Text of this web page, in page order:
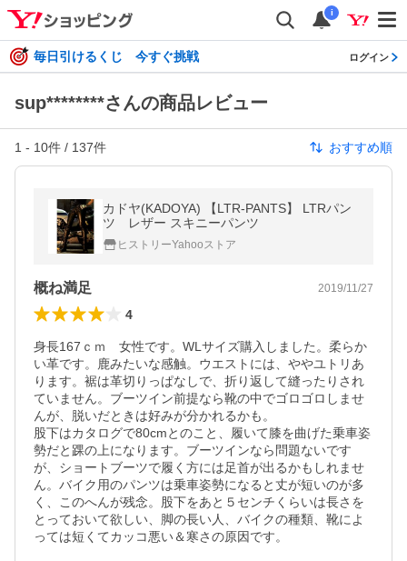
i
毎日引けるくじ 今すぐ挑戦 ログイン
sup********さんの商品レビュー
1 - 10件 / 137件 おすすめ順
カドヤ(KADOYA) 【LTR-PANTS】 LTRパン
ツ レザー スキニーパンツ
ヒストリーYahooストア
概ね満足 2019/11/27
4
身長167ｃｍ　女性です。WLサイズ購入しました。柔らか
い革です。鹿みたいな感触。ウエストには、ややユトリあ
ります。裾は革切りっぱなしで、折り返して縫ったりされ
ていません。ブーツイン前提なら靴の中でゴロゴロしませ
んが、脱いだときは好みが分かれるかも。
股下はカタログで80cmとのこと、履いて膝を曲げた乗車姿
勢だと踝の上になります。ブーツインなら問題ないです
が、ショートブーツで履く方には足首が出るかもしれませ
ん。バイク用のパンツは乗車姿勢になると丈が短いのが多
く、このへんが残念。股下をあと５センチくらいは長さを
とっておいて欲しい、脚の長い人、バイクの種類、靴によ
っては短くてカッコ悪い＆寒さの原因です。